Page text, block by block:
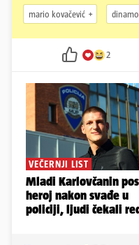
mario kovačević dinamo
2